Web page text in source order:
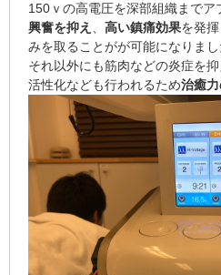
150ｖ の高電圧を深部組織までア
興奮を抑え
高い鎮痛効果を発
みを取ることがが可能になりまし
それ以外にも筋肉などの炎症を
活性化なども行われるため治癒